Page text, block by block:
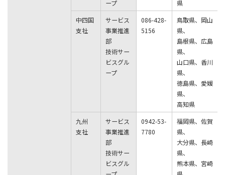
ープ
県
中四国
支社
サービス
事業推進
部
技術サー
ビスグル
ープ
086-428-
5156
鳥取県、岡山
県、
島根県、広島
県、
山口県、香川
県、
徳島県、愛媛
県、
高知県
九州
支社
サービス
事業推進
部
技術サー
ビスグル
0942-53-
7780
福岡県、佐賀
県、
大分県、長崎
県、
熊本県、宮崎